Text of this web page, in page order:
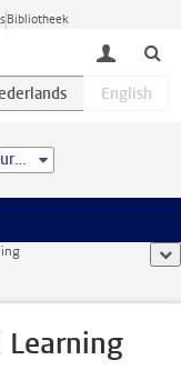
Bibliotheek
toggle
FWN faculteitsbestuur en bureau
Learning